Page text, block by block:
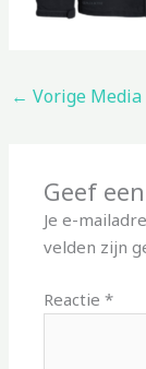
← Vorige Media
Geef
Je e-
velden zijn
Reactie*